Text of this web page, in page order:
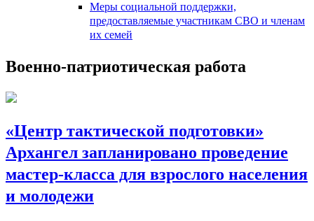
Меры социальной поддержки,
предоставляемые участникам СВО и членам
их семей
Военно-патриотическая работа
«Центр тактической подготовки»
Архангел запланировано проведение
мастер-класса для взрослого населения
и молодежи